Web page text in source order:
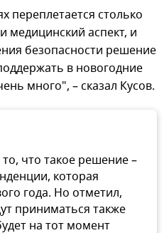
переплетается столько
медицинский аспект, и
безопасности решение
в новогодние
много", – сказал Кусов.
что такое решение –
которая
года. Но отметил,
приниматься также
на тот момент